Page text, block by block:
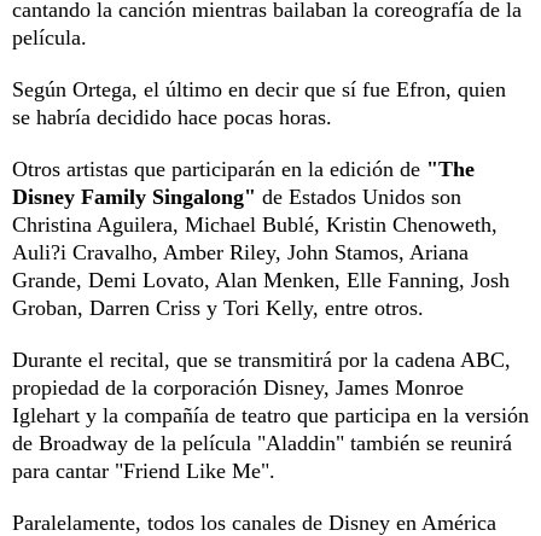
cantando la canción mientras bailaban la coreografía de la
película.
Según Ortega, el último en decir que sí fue Efron, quien
se habría decidido hace pocas horas.
Otros artistas que participarán en la edición de "The
Disney Family Singalong" de Estados Unidos son
Christina Aguilera, Michael Bublé, Kristin Chenoweth,
Auli?i Cravalho, Amber Riley, John Stamos, Ariana
Grande, Demi Lovato, Alan Menken, Elle Fanning, Josh
Groban, Darren Criss y Tori Kelly, entre otros.
Durante el recital, que se transmitirá por la cadena ABC,
propiedad de la corporación Disney, James Monroe
Iglehart y la compañía de teatro que participa en la versión
de Broadway de la película "Aladdin" también se reunirá
para cantar "Friend Like Me".
Paralelamente, todos los canales de Disney en América